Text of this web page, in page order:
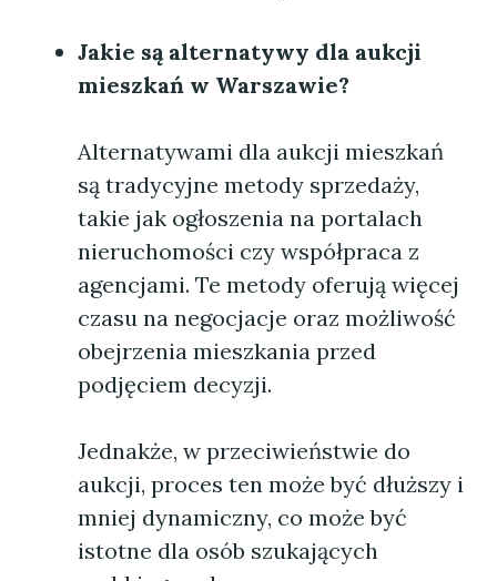
Jakie są alternatywy dla aukcji
mieszkań w Warszawie?
Alternatywami dla aukcji mieszkań
są tradycyjne metody sprzedaży,
takie jak ogłoszenia na portalach
nieruchomości czy współpraca z
agencjami. Te metody oferują więcej
czasu na negocjacje oraz możliwość
obejrzenia mieszkania przed
podjęciem decyzji.
Jednakże, w przeciwieństwie do
aukcji, proces ten może być dłuższy i
mniej dynamiczny, co może być
istotne dla osób szukających